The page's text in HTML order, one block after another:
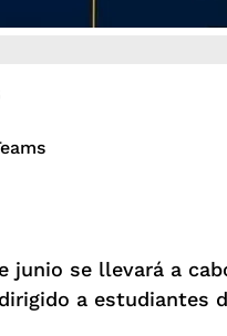
junio se llevará a
a estudiantes